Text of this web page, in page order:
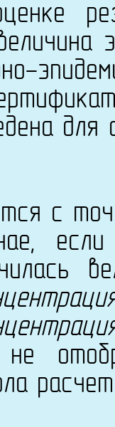
для
с